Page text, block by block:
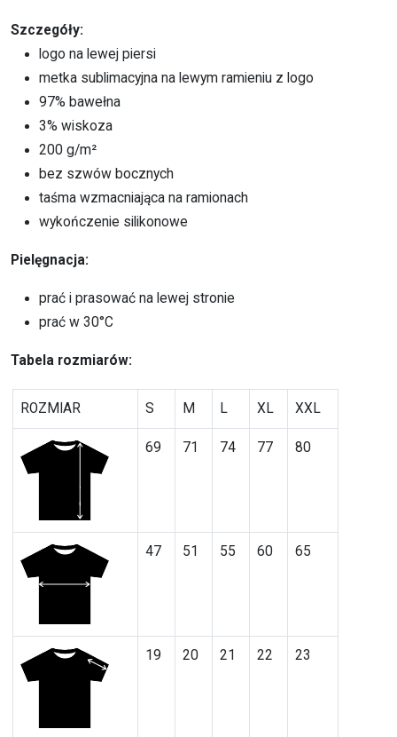
Szczegóły:
logo na lewej piersi
metka sublimacyjna na lewym ramieniu z logo
97% bawełna
3% wiskoza
200 g/m²
bez szwów bocznych
taśma wzmacniająca na ramionach
wykończenie silikonowe
Pielęgnacja:
prać i prasować na lewej stronie
prać w 30°C
Tabela rozmiarów:
ROZMIAR S M L XL XXL
69 71 74 77 80
47 51 55 60 65
19 20 21 22 23